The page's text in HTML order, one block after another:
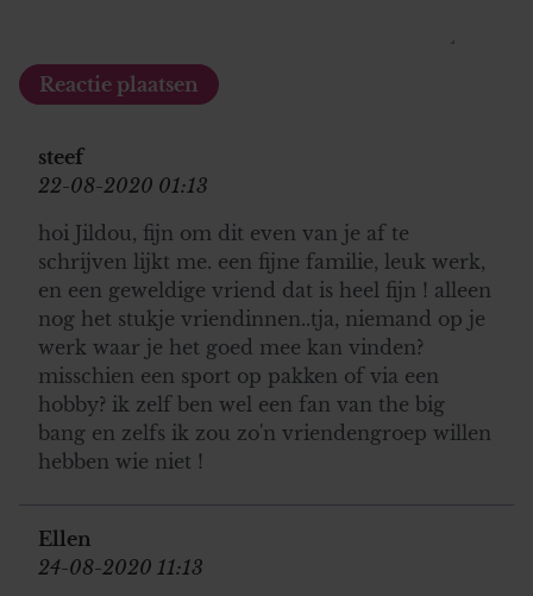
steef
22-08-2020 01:13
hoi Jildou, fijn om dit even van je af te
schrijven lijkt me. een fijne familie, leuk werk,
en een geweldige vriend dat is heel fijn ! alleen
nog het stukje vriendinnen..tja, niemand op je
werk waar je het goed mee kan vinden?
misschien een sport op pakken of via een
hobby? ik zelf ben wel een fan van the big
bang en zelfs ik zou zo'n vriendengroep willen
hebben wie niet !
Ellen
24-08-2020 11:13